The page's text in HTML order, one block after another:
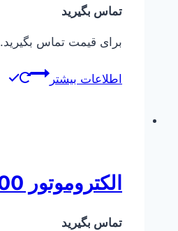
تماس بگیرید
برای قیمت تماس بگیرید.
اطلاعات بیشتر
الکتروموتور ABB 1400 دور در دقیقه
تماس بگیرید